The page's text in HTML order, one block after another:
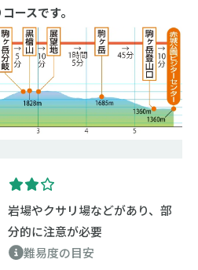
ースです。
岩場やクサリ場などがあり、部
分的に注意が必要
難易度の目安